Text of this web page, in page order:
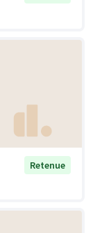
Retenue